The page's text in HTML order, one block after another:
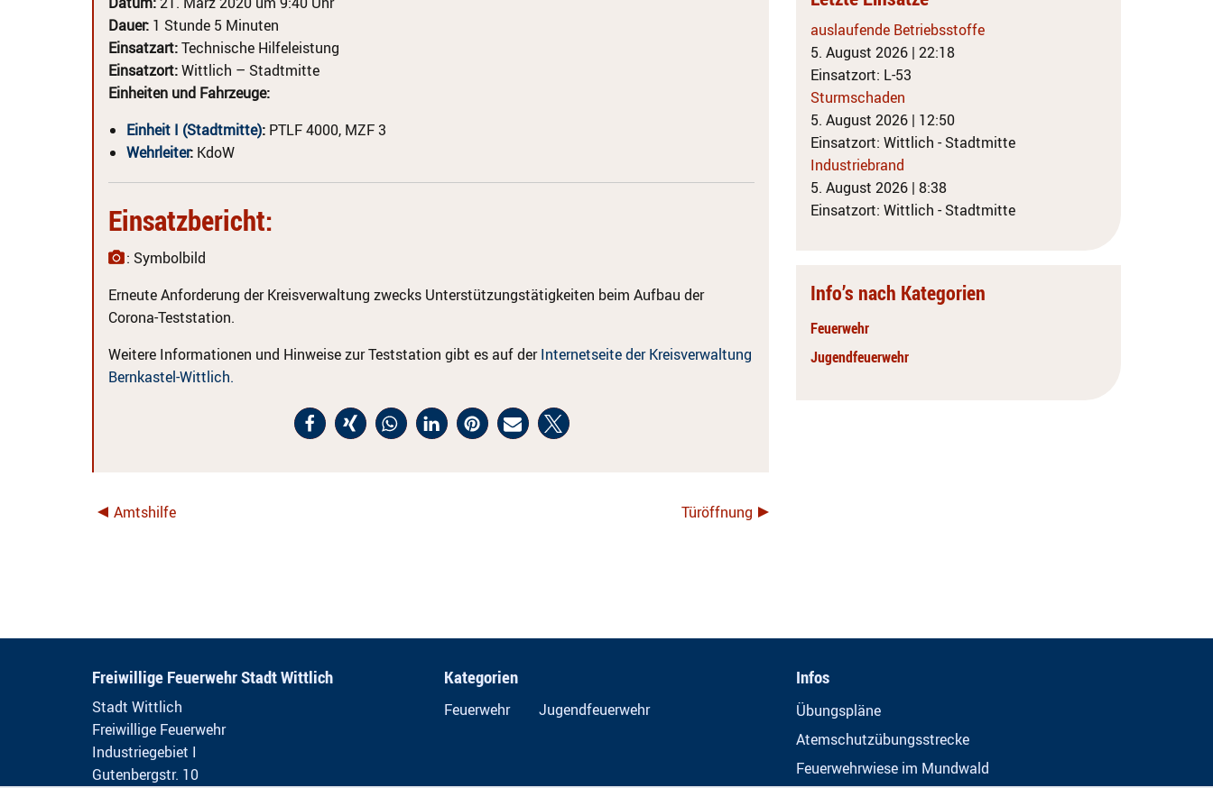
Dauer: 1 Stunde 5 Minuten
Einsatzart:Technische Hilfeleistung
Einsatzort:Wittlich – Stadtmitte
Einheiten und Fahrzeuge:
Einheit I (Stadtmitte): PTLF 4000, MZF 3
Wehrleiter: KdoW
Einsatzbericht:
: Symbolbild
Erneute Anforderung der Kreisverwaltung zwecks Unterstützungstätigkeiten beim Aufbau der
Corona-Teststation.
Weitere Informationen und Hinweise zur Teststation gibt es auf derInternetseite der Kreisverwaltung
Bernkastel-Wittlich.
Amtshilfe Türöffnung
auslaufende Betriebsstoffe
5. August 2026 | 22:18
Einsatzort: L-53
Sturmschaden
5. August 2026 | 12:50
Einsatzort: Wittlich - Stadtmitte
Industriebrand
5. August 2026 | 8:38
Einsatzort: Wittlich - Stadtmitte
Info’s nach Kategorien
Feuerwehr
Jugendfeuerwehr
Freiwillige Feuerwehr Stadt Wittlich
Stadt Wittlich
Freiwillige Feuerwehr
Industriegebiet I
Gutenbergstr. 10
Kategorien
Feuerwehr Jugendfeuerwehr
Infos
Übungspläne
Atemschutzübungsstrecke
Feuerwehrwiese im Mundwald